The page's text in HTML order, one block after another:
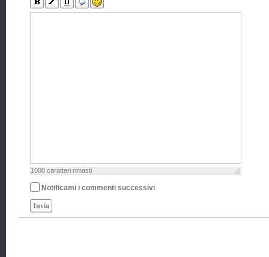
1000 caratteri rimasti
Notificami i commenti successivi
Invia